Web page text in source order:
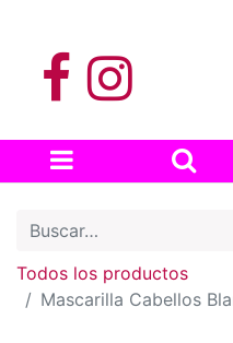
Todos los productos
Mascarilla Cabellos